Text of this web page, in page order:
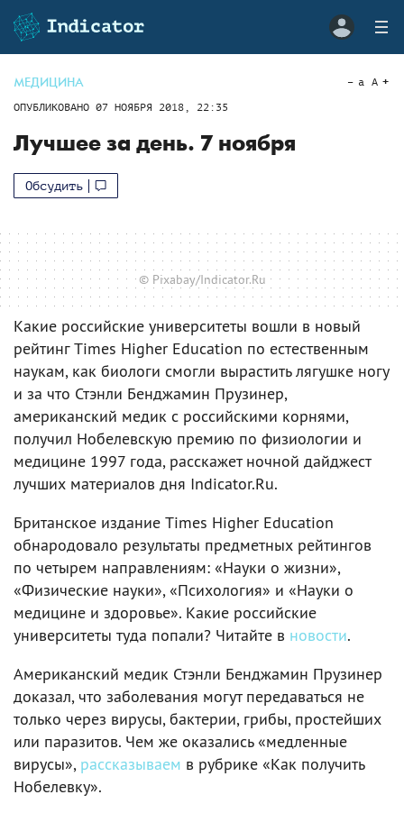
МЕДИЦИНА
ОПУБЛИКОВАНО 07 НОЯБРЯ 2018, 22:35
a A
Лучшее за день. 7 ноября
Обсудить
© Pixabay/Indicator.Ru
Какие российские университеты вошли в новый
рейтинг Times Higher Education по естественным
наукам, как биологи смогли вырастить лягушке ногу
и за что Стэнли Бенджамин Прузинер,
американский медик с российскими корнями,
получил Нобелевскую премию по физиологии и
медицине 1997 года, расскажет ночной дайджест
лучших материалов дня Indicator.Ru.
Британское издание Times Higher Education
обнародовало результаты предметных рейтингов
по четырем направлениям: «Науки о жизни»,
«Физические науки», «Психология» и «Науки о
медицине и здоровье». Какие российские
университеты туда попали? Читайте в новости.
Американский медик Стэнли Бенджамин Прузинер
доказал, что заболевания могут передаваться не
только через вирусы, бактерии, грибы, простейших
или паразитов. Чем же оказались «медленные
вирусы», рассказываем в рубрике «Как получить
Нобелевку».